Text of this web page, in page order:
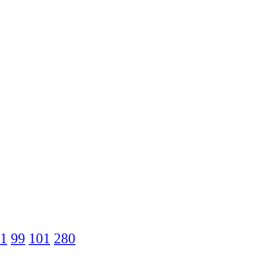
1 99 101 280